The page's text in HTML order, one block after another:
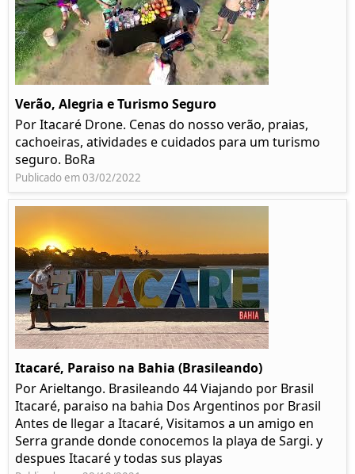
Verão, Alegria e Turismo Seguro
Por Itacaré Drone. Cenas do nosso verão, praias,
cachoeiras, atividades e cuidados para um turismo
seguro. BoRa
Publicado em 03/02/2022
Itacaré, Paraiso na Bahia (Brasileando)
Por Arieltango. Brasileando 44 Viajando por Brasil
Itacaré, paraiso na bahia Dos Argentinos por Brasil
Antes de llegar a Itacaré, Visitamos a un amigo en
Serra grande donde conocemos la playa de Sargi. y
despues Itacaré y todas sus playas